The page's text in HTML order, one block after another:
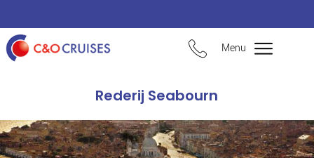
Menu
Rederij Seabourn